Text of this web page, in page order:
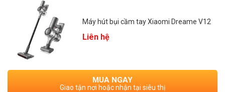
Máy hút bụi cầm tay Xiaomi Dreame V12
Liên hệ
MUA NGAY
Giao tận nơi hoặc nhận tại siêu thị